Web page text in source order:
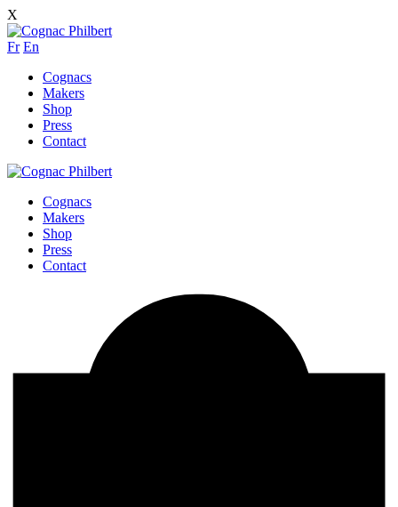
X
Fr En
Cognacs
Makers
Shop
Press
Contact
Cognacs
Makers
Shop
Press
Contact